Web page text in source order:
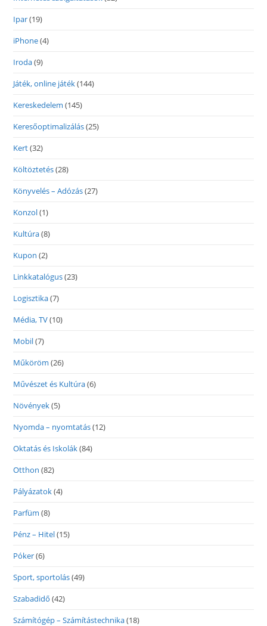
Ipar(19)
iPhone(4)
Iroda(9)
Játék, online játék(144)
Kereskedelem (145)
Keresőoptimalizálás(25)
Kert(32)
Költöztetés(28)
Könyvelés – Adózás(27)
Konzol(1)
Kultúra(8)
Kupon (2)
Linkkatalógus(23)
Logisztika(7)
Média, TV(10)
Mobil(7)
Műköröm (26)
Művészet és Kultúra(6)
Növények(5)
Nyomda – nyomtatás(12)
Oktatás és Iskolák(84)
Otthon (82)
Pályázatok(4)
Parfüm (8)
Pénz – Hitel(15)
Póker(6)
Sport, sportolás(49)
Szabadidő (42)
Számítógép – Számítástechnika(18)